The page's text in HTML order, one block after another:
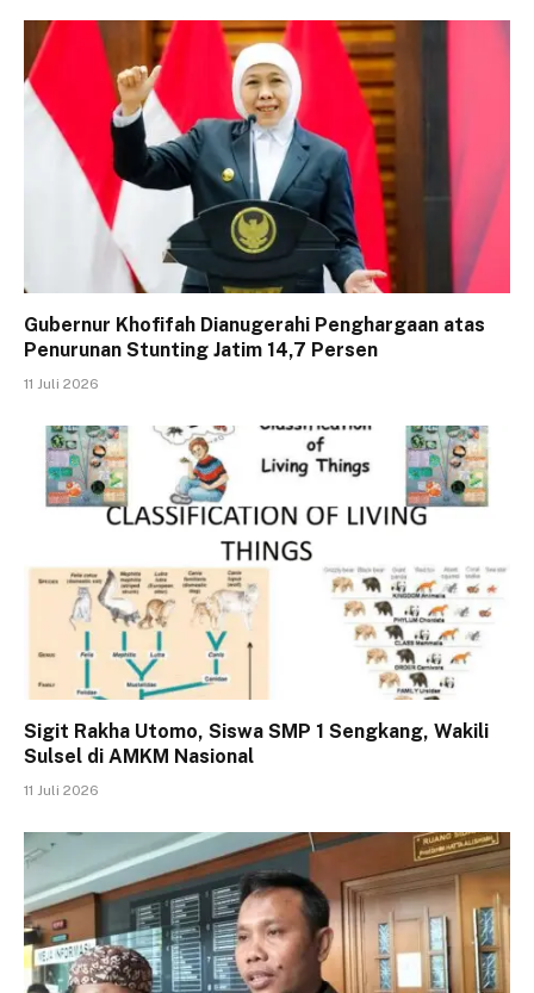
Gubernur Khofifah Dianugerahi Penghargaan atas
Penurunan Stunting Jatim 14,7 Persen
11 Juli 2026
Sigit Rakha Utomo, Siswa SMP 1 Sengkang, Wakili
Sulsel di AMKM Nasional
11 Juli 2026